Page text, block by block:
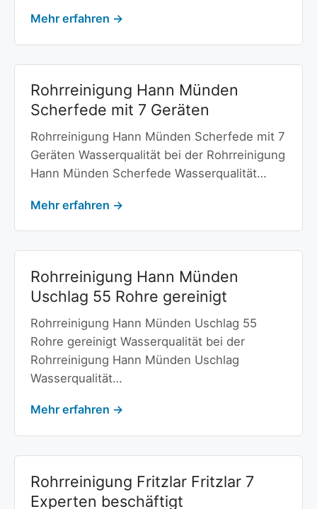
Mehr erfahren →
Rohrreinigung Hann Münden
Scherfede mit 7 Geräten
Rohrreinigung Hann Münden Scherfede mit 7
Geräten Wasserqualität bei der Rohrreinigung
Hann Münden Scherfede Wasserqualität…
Mehr erfahren →
Rohrreinigung Hann Münden
Uschlag 55 Rohre gereinigt
Rohrreinigung Hann Münden Uschlag 55
Rohre gereinigt Wasserqualität bei der
Rohrreinigung Hann Münden Uschlag
Wasserqualität…
Mehr erfahren →
Rohrreinigung Fritzlar Fritzlar 7
Experten beschäftigt